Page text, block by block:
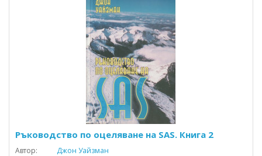
Ръководство по оцеляване на SAS. Книга 2
Автор:
Джон Уайзман